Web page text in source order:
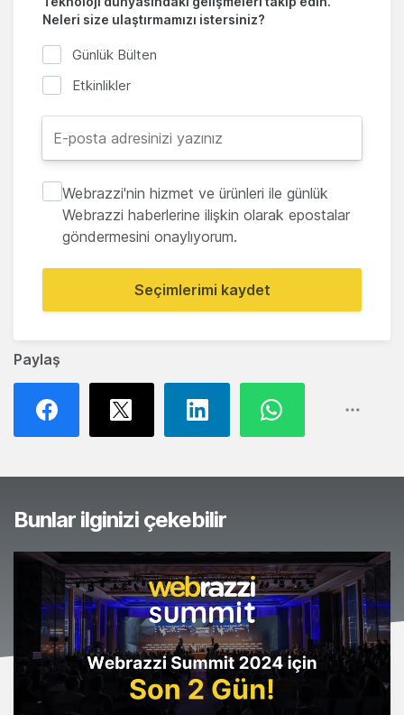
Paylaş
Neleri size ulaştırmamızı istersiniz?
Günlük Bülten
Etkinlikler
Webrazzi'nin hizmet ve ürünleri ile günlük
Webrazzi haberlerine ilişkin olarak epostalar
göndermesini onaylıyorum.
Seçimlerimi kaydet
Bunlar ilginizi çekebilir